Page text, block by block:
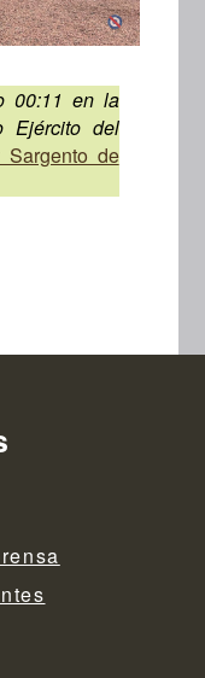
00:11 en la
Ejército del
de